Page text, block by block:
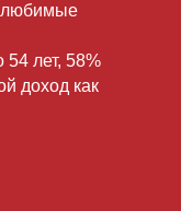
любимые
54 лет, 58%
доход как